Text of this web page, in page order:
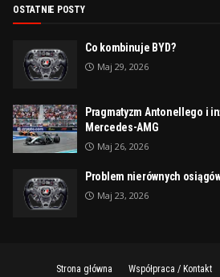
OSTATNIE POSTY
Co kombinuje BYD?
Maj 29, 2026
Pragmatyzm Antonellego i
Mercedes-AMG
Maj 26, 2026
Problem nierównych
Maj 23, 2026
Strona główna Współpraca / Kontakt